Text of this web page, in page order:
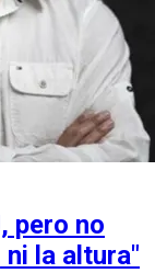
pero no
la altura"